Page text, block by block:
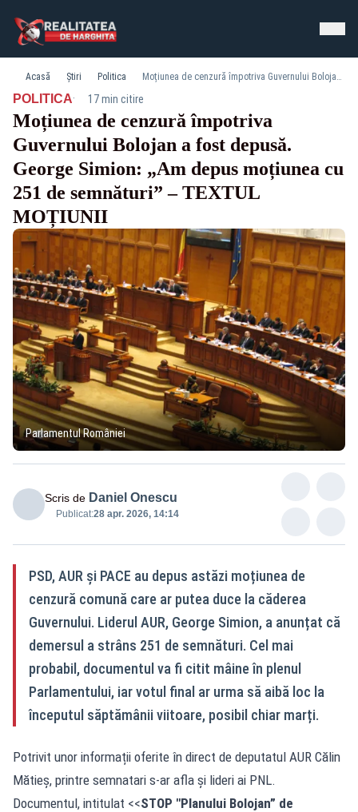
Acasă Știri Politica Moțiunea de cenzură împotriva Guvernului Bolojan a fost depusă. George Simion: „Am depus moțiunea cu 251 de semnături” – TEXTUL MOȚIUNII
POLITICA· 17 min citire
Moțiunea de cenzură împotriva
Guvernului Bolojan a fost depusă.
George Simion: „Am depus moțiunea cu
251 de semnături” – TEXTUL
MOȚIUNII
Parlamentul României
Scris de Daniel Onescu
Publicat:28 apr. 2026, 14:14
PSD, AUR și PACE au depus astăzi moțiunea de
cenzură comună care ar putea duce la căderea
Guvernului. Liderul AUR, George Simion, a anunțat că
demersul a strâns 251 de semnături. Cel mai
probabil, documentul va fi citit mâine în plenul
Parlamentului, iar votul final ar urma să aibă loc la
începutul săptămânii viitoare, posibil chiar marți.
Potrivit unor informații oferite în direct de deputatul AUR Călin
Mătieș, printre semnatari s-ar afla și lideri ai PNL.
Documentul, intitulat <<STOP "Planului Bolojan” de